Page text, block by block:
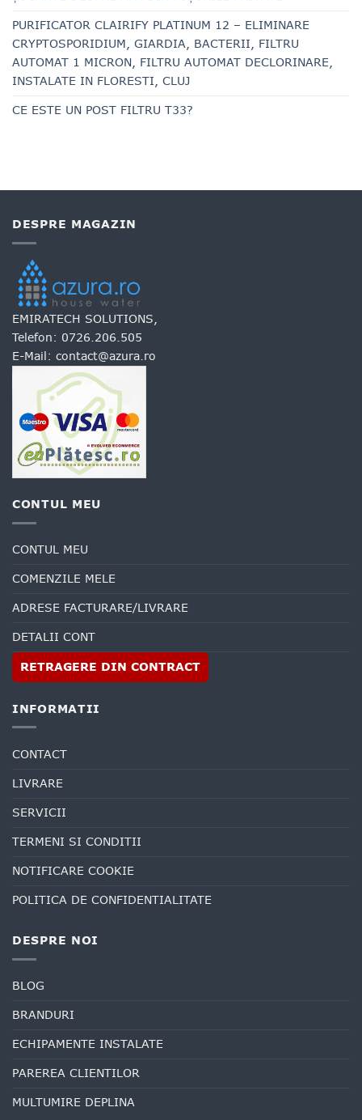
PURIFICATOR CLAIRIFY PLATINUM 12 – ELIMINARE
CRYPTOSPORIDIUM, GIARDIA, BACTERII, FILTRU
AUTOMAT 1 MICRON, FILTRU AUTOMAT DECLORINARE,
INSTALATE IN FLORESTI, CLUJ
CE ESTE UN POST FILTRU T33?
DESPRE MAGAZIN
EMIRATECH SOLUTIONS,
Telefon: 0726.206.505
E-Mail: contact@azura.ro
CONTUL MEU
CONTUL MEU
COMENZILE MELE
ADRESE FACTURARE/LIVRARE
DETALII CONT
RETRAGERE DIN CONTRACT
INFORMATII
CONTACT
LIVRARE
SERVICII
TERMENI SI CONDITII
NOTIFICARE COOKIE
POLITICA DE CONFIDENTIALITATE
DESPRE NOI
BLOG
BRANDURI
ECHIPAMENTE INSTALATE
PAREREA CLIENTILOR
MULTUMIRE DEPLINA